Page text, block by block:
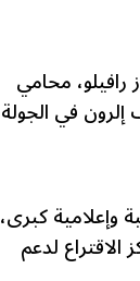
محامي
إلرون في الجولة
كبرى،
لدعم